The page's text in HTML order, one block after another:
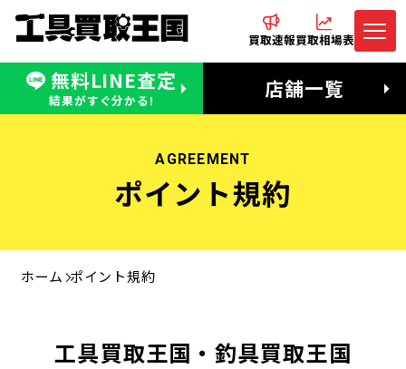
買取速報買取相場表
無料LINE査定
結果がすぐ分かる! 店舗一覧
無料LINE査定
受付：11:00〜19:00 木曜定休日
電話でお問合わせ
営業時間：11:00〜20:00
AGREEMENT
ポイント規約
ホーム ポイント規約
工具買取王国・釣具買取王国